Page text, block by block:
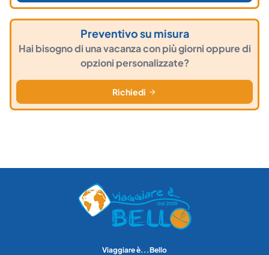
Preventivo su misura
Hai bisogno di una vacanza con più giorni oppure di
opzioni personalizzate?
Richiedi
Viaggiare è...Bello